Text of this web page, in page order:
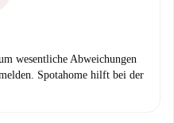
wesentliche Abweichungen
Spotahome hilft bei der